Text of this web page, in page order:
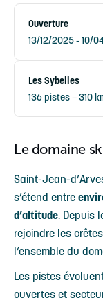
Ouverture
13/12/2025 - 10/
Les Sybelles
136 pistes – 310
Le domaine
Saint-Jean-
s’étend entre
d’altitude. Depuis
rejoindre les
l’ensemble du
Les pistes
ouvertes et